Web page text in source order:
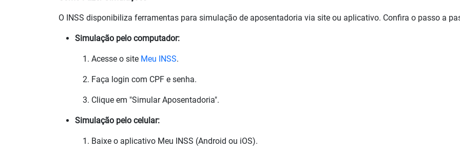
O INSS disponibiliza ferramentas para simulação de aposentadoria via site ou aplicativo. Confira o passo a
Simulação pelo computador:
Acesse o site Meu INSS.
Faça login com CPF e senha.
Clique em "Simular Aposentadoria".
Simulação pelo celular:
Baixe o aplicativo Meu INSS (Android ou iOS).